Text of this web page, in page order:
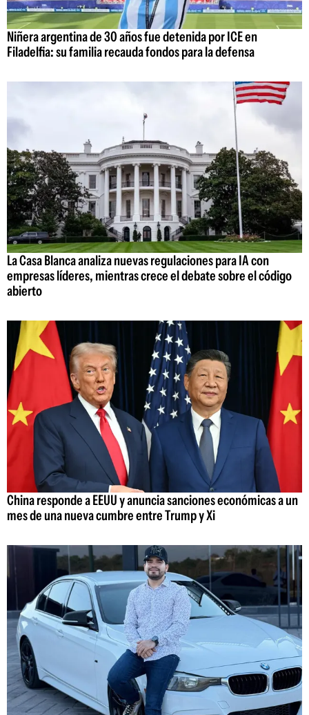
Niñera argentina de 30 años fue detenida por ICE en
Filadelfia: su familia recauda fondos para la defensa
La Casa Blanca analiza nuevas regulaciones para IA con
empresas líderes, mientras crece el debate sobre el código
abierto
China responde a EEUU y anuncia sanciones económicas a un
mes de una nueva cumbre entre Trump y Xi